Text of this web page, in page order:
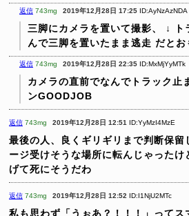
返信 743mg 2019年12月28日 17:25 ID:AyNzAzNDA
三脚にカメラを置いて撮影、 ↓
ト
んで三脚を置いたまま逃走 だとお
返信 743mg 2019年12月28日 22:35 ID:MxMjYyMTk
カメラの直前でなんでトラック止
ンGOODJOB
返信 743mg 2019年12月28日 12:51 ID:YyMzI4MzE
最後の人、良くギリギリまで判断保留
ージ受けそうな場所に転んじゃったけ
げて死にそうだわ
返信 743mg 2019年12月28日 12:52 ID:I1NjU2MTc
私も思わず「うぉあ？！！！」ってス